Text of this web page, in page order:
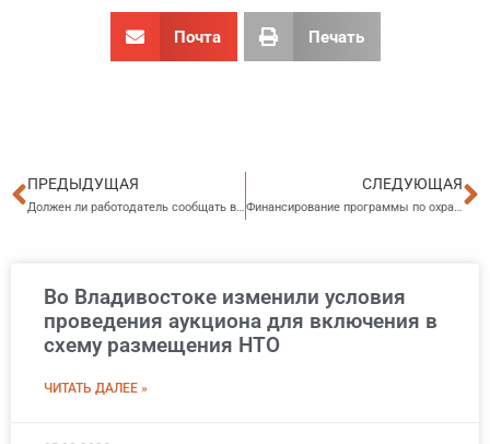
Почта Печать
Пред
ПРЕДЫДУЩАЯ
Должен ли работодатель сообщать в миграционную службу о том, что иностранный работник собирается поехать в отпуск на родину
СЛЕДУЮЩАЯ
Финансирование программы по охране окружающей среды Приморского края увеличено
Во Владивостоке изменили условия
проведения аукциона для включения в
схему размещения НТО
ЧИТАТЬ ДАЛЕЕ »